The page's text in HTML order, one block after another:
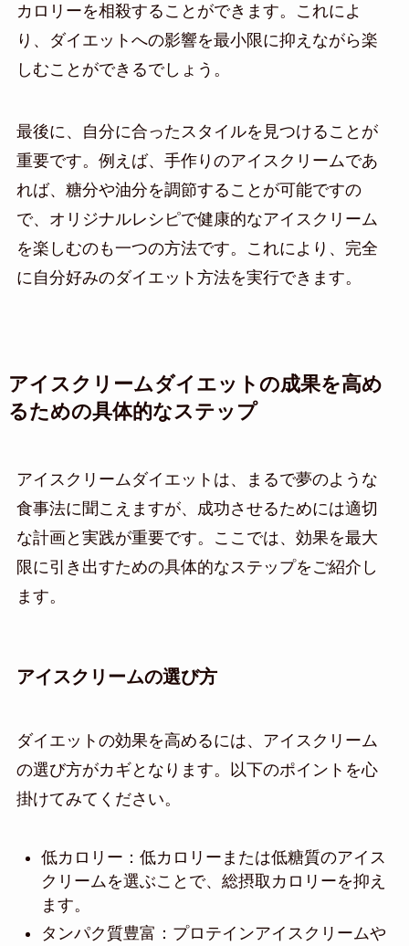
カロリーを相殺することができます。これによ
り、ダイエットへの影響を最小限に抑えながら楽
しむことができるでしょう。
最後に、自分に合ったスタイルを見つけることが
重要です。例えば、手作りのアイスクリームであ
れば、糖分や油分を調節することが可能ですの
で、オリジナルレシピで健康的なアイスクリーム
を楽しむのも一つの方法です。これにより、完全
に自分好みのダイエット方法を実行できます。
アイスクリームダイエットの成果を高め
るための具体的なステップ
アイスクリームダイエットは、まるで夢のような
食事法に聞こえますが、成功させるためには適切
な計画と実践が重要です。ここでは、効果を最大
限に引き出すための具体的なステップをご紹介し
ます。
アイスクリームの選び方
ダイエットの効果を高めるには、アイスクリーム
の選び方がカギとなります。以下のポイントを心
掛けてみてください。
低カロリー：低カロリーまたは低糖質のアイス
クリームを選ぶことで、総摂取カロリーを抑え
ます。
タンパク質豊富：プロテインアイスクリームや